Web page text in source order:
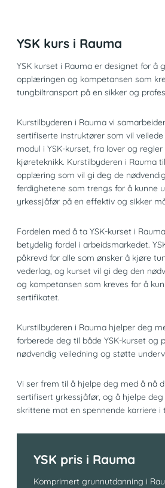
YSK kurs i Rauma
YSK kurset i Rauma er designet for å
opplæringen og kompetansen som
tungbiltransport på en sikker og
Kurstilbyderen i Rauma vi
sertifiserte instruktører som vil
modul i YSK-kurset, fra lover og
kjøreteknikk. Kurstilbyderen i Rauma
opplæring som vil gi deg de
ferdighetene som trengs for å kunne
yrkessjåfør på en effektiv og sikker
Fordelen med å ta YSK-kurset i
betydelig fordel i arbeidsmarkedet.
påkrevd for alle som ønsker å kjøre
vederlag, og kurset vil gi deg den
og kompetansen som kreves for å
sertifikatet.
Kurstilbyderen i Rauma hjelper deg
forberede deg til både YSK-kurset og
nødvendig veiledning og støtte
Vi ser frem til å hjelpe deg med å nå
sertifisert yrkessjåfør, og å hjelpe
skrittene mot en spennende karriere i
YSK pris i Rauma
Komprimert grunnutdanning i